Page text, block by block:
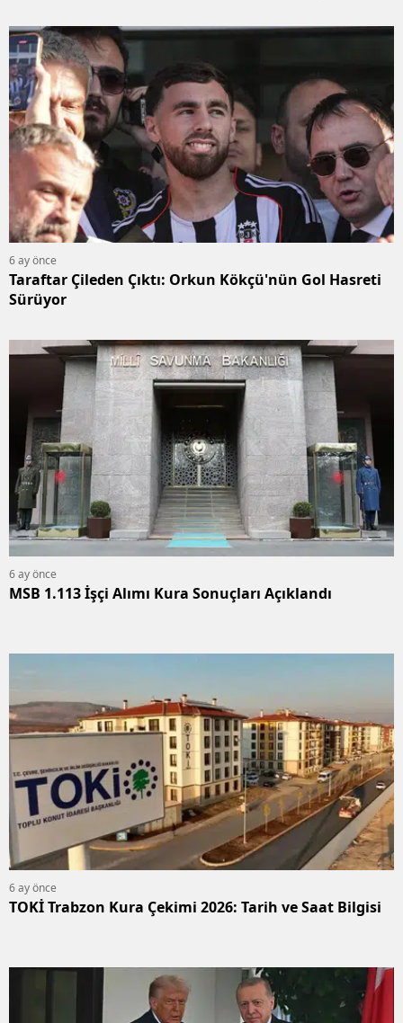
6 ay önce
Taraftar Çileden Çıktı: Orkun Kökçü'nün Gol Hasreti
Sürüyor
6 ay önce
MSB 1.113 İşçi Alımı Kura Sonuçları Açıklandı
6 ay önce
TOKİ Trabzon Kura Çekimi 2026: Tarih ve Saat Bilgisi